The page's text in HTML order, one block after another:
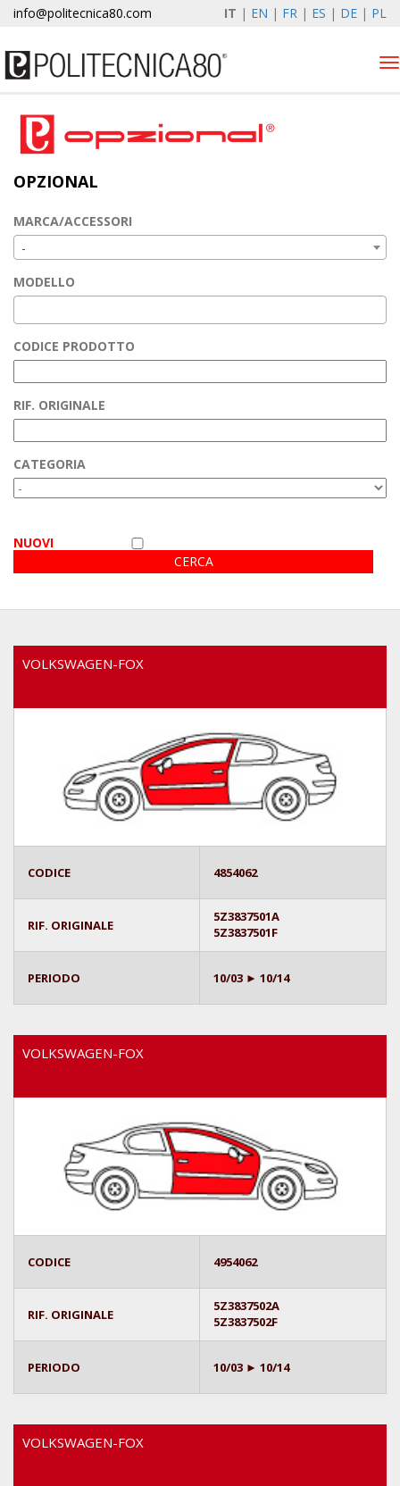
info@politecnica80.com IT | EN | FR | ES | DE | PL
Elewind
Registrazione garanzia
Contatti
OPZIONAL
MARCA/ACCESSORI
-
MODELLO
CODICE PRODOTTO
RIF. ORIGINALE
CATEGORIA
NUOVI
VOLKSWAGEN-FOX
CODICE 4854062
RIF. ORIGINALE
5Z3837501A
5Z3837501F
PERIODO 10/03 ► 10/14
VOLKSWAGEN-FOX
CODICE 4954062
RIF. ORIGINALE
5Z3837502A
5Z3837502F
PERIODO 10/03 ► 10/14
VOLKSWAGEN-FOX